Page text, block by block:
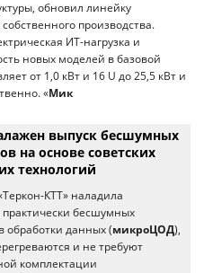
обновил линейку
собственного производства.
ИТ-нагрузка и
новых моделей в базовой
от 1,0 кВт и 16 U до 25,5 кВт и
«Мик
выпуск бесшумных
на основе советских
технологий
КТТ» наладила
практически бесшумных
обработки данных (микроЦОД),
и не требуют
комплектации